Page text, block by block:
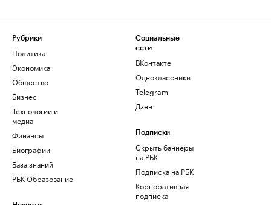
Рубрики
Политика
Экономика
Общество
Бизнес
Технологии и
медиа
Финансы
Биографии
База знаний
РБК Образование
Социальные
сети
ВКонтакте
Одноклассники
Telegram
Дзен
Подписки
Скрыть баннеры
на РБК
Подписка на РБК
Корпоративная
подписка